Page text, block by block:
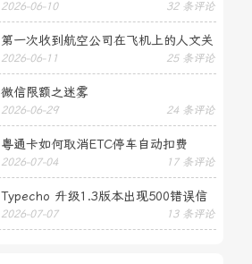
2026-06-10 32 条评论
第一次收到航空公司在飞机上的人文关
怀——送生日贺卡
2026-06-11 25 条评论
微信限额之迷雾
2026-06-29 24 条评论
粤通卡如何取消ETC停车自动扣费
2026-07-04 17 条评论
Typecho 升级1.3版本出现500错误信
息
2026-07-07 13 条评论